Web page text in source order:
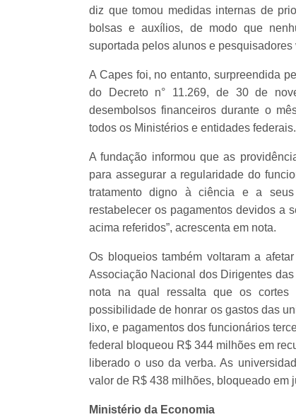
diz que tomou medidas internas de
bolsas e auxílios, de modo que
suportada pelos alunos e
A Capes foi, no entanto, surpreendida
do Decreto n° 11.269, de 30 de
desembolsos financeiros durante o
todos os Ministérios e entidades federais.
A fundação informou que as
para assegurar a regularidade do
tratamento digno à ciência e a seus
restabelecer os pagamentos devidos a
acima referidos”, acrescenta em nota.
Os bloqueios também voltaram a
Associação Nacional dos Dirigentes
nota na qual ressalta que os cortes
possibilidade de honrar os gastos das
lixo, e pagamentos dos funcionários
federal bloqueou R$ 344 milhões em
liberado o uso da verba. As
valor de R$ 438 milhões, bloqueado em
Ministério da Economia